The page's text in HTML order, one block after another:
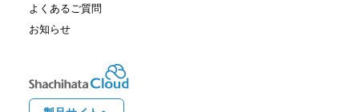
よくあるご質問
お知らせ